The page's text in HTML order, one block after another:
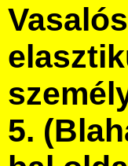
5.